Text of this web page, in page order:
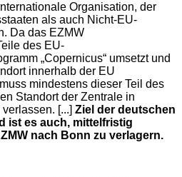
Organisation, der
als auch Nicht-EU-
Da das EZMW
des EU-
„Copernicus“ umsetzt und
innerhalb der EU
mindestens dieser Teil des
Standort der Zentrale in
[...] Ziel der deutschen
ist es auch, mittelfristig
nach Bonn zu verlagern.